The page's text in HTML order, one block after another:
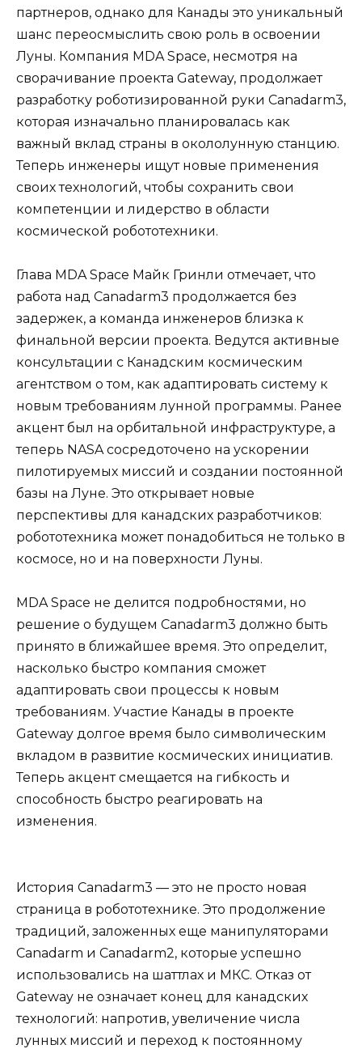
партнеров, однако для Канады это уникальный
шанс переосмыслить свою роль в освоении
Луны. Компания MDA Space, несмотря на
сворачивание проекта Gateway, продолжает
разработку роботизированной руки Canadarm3,
которая изначально планировалась как
важный вклад страны в окололунную станцию.
Теперь инженеры ищут новые применения
своих технологий, чтобы сохранить свои
компетенции и лидерство в области
космической робототехники.
Глава MDA Space Майк Гринли отмечает, что
работа над Canadarm3 продолжается без
задержек, а команда инженеров близка к
финальной версии проекта. Ведутся активные
консультации с Канадским космическим
агентством о том, как адаптировать систему к
новым требованиям лунной программы. Ранее
акцент был на орбитальной инфраструктуре, а
теперь NASA сосредоточено на ускорении
пилотируемых миссий и создании постоянной
базы на Луне. Это открывает новые
перспективы для канадских разработчиков:
робототехника может понадобиться не только в
космосе, но и на поверхности Луны.
MDA Space не делится подробностями, но
решение о будущем Canadarm3 должно быть
принято в ближайшее время. Это определит,
насколько быстро компания сможет
адаптировать свои процессы к новым
требованиям. Участие Канады в проекте
Gateway долгое время было символическим
вкладом в развитие космических инициатив.
Теперь акцент смещается на гибкость и
способность быстро реагировать на
изменения.
История Canadarm3 — это не просто новая
страница в робототехнике. Это продолжение
традиций, заложенных еще манипуляторами
Canadarm и Canadarm2, которые успешно
использовались на шаттлах и МКС. Отказ от
Gateway не означает конец для канадских
технологий: напротив, увеличение числа
лунных миссий и переход к постоянному